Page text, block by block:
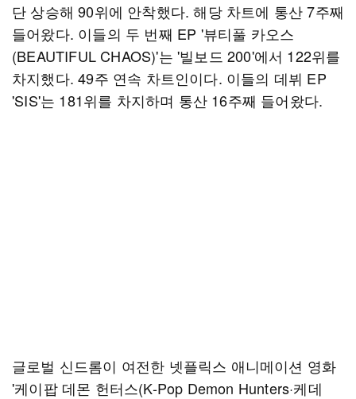
단 상승해 90위에 안착했다. 해당 차트에 통산 7주째
들어왔다. 이들의 두 번째 EP '뷰티풀 카오스
(BEAUTIFUL CHAOS)'는 '빌보드 200'에서 122위를
차지했다. 49주 연속 차트인이다. 이들의 데뷔 EP
'SIS'는 181위를 차지하며 통산 16주째 들어왔다.
글로벌 신드롬이 여전한 넷플릭스 애니메이션 영화
'케이팝 데몬 헌터스(K-Pop Demon Hunters·케데